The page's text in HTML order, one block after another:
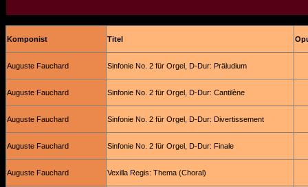
Komponist Titel
Auguste Fauchard Sinfonie No. 2 für Orgel, D-Dur: Präludium
Auguste Fauchard Sinfonie No. 2 für Orgel, D-Dur: Cantilène
Auguste Fauchard Sinfonie No. 2 für Orgel, D-Dur: Divertissement
Auguste Fauchard Sinfonie No. 2 für Orgel, D-Dur: Finale
Auguste Fauchard Vexilla Regis: Thema (Choral)